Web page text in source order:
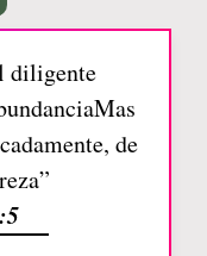
diligente
de